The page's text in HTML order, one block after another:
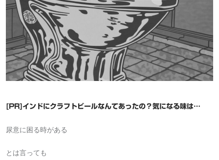
[PR]インドにクラフトビールなんてあったの？気になる味は…
尿意に困る時がある
とは言っても